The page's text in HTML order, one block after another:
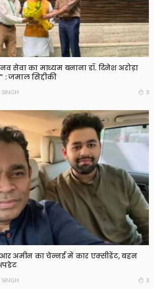
सेवा का माध्यम बनाना डॉ. दिनेश अरोड़ा
: जमाल सिद्दीकी
SINGH 3
अमीन का चेन्नई में कार एक्सीडेंट, बहन
SINGH 3